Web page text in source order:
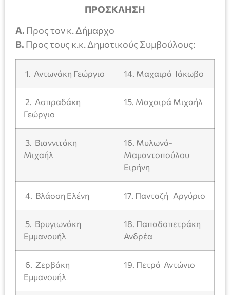
ΠΡΟΣΚΛΗΣΗ
Α. Προς τον κ. Δήμαρχο
Β. Προς τους κ.κ. Δημοτικούς Συμβούλους:
1. Αντωνάκη Γεώργιο 14. Μαχαιρά Ιάκωβο
2. Ασπραδάκη
Γεώργιο
15. Μαχαιρά Μιχαήλ
3. Βιαννιτάκη
Μιχαήλ
16. Μυλωνά-
Μαμαντοπούλου
Ειρήνη
4. Βλάσση Ελένη 17. Πανταζή Αργύριο
5. Βρυγιωνάκη
Εμμανουήλ
18. Παπαδοπετράκη
Ανδρέα
6. Ζερβάκη
Εμμανουήλ
19. Πετρά Αντώνιο